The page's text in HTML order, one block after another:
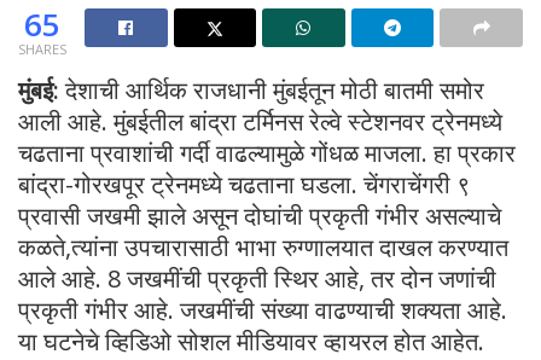
65
SHARES
मुंबई:देशाची आर्थिक राजधानी मुंबईतून मोठी बातमी समोर
आली आहे. मुंबईतील बांद्रा टर्मिनस रेल्वे स्टेशनवर ट्रेनमध्ये
चढताना प्रवाशांची गर्दी वाढल्यामुळे गोंधळ माजला. हा प्रकार
बांद्रा-गोरखपूर ट्रेनमध्ये चढताना घडला. चेंगराचेंगरी ९
प्रवासी जखमी झाले असून दोघांची प्रकृती गंभीर असल्याचे
कळते,त्यांना उपचारासाठी भाभा रुग्णालयात दाखल करण्यात
आले आहे. 8 जखमींची प्रकृती स्थिर आहे, तर दोन जणांची
प्रकृती गंभीर आहे. जखमींची संख्या वाढण्याची शक्यता आहे.
या घटनेचे व्हिडिओ सोशल मीडियावर व्हायरल होत आहेत.